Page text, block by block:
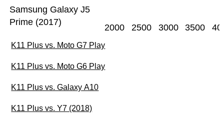
Samsung Galaxy J5
Prime (2017)
2000 2500 3000 3500
K11 Plus vs. Moto G7 Play
K11 Plus vs. Moto G6 Play
K11 Plus vs. Galaxy A10
K11 Plus vs. Y7 (2018)